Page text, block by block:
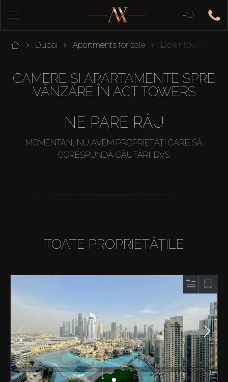
RO
Dubai Apartments for sale Downtown Dubai
CAMERE ȘI APARTAMENTE SPRE
VÂNZARE ÎN ACT TOWERS
NE PARE RĂU
MOMENTAN, NU AVEM PROPRIETĂȚI CARE SĂ
CORESPUNDĂ CĂUTĂRII DVS
TOATE PROPRIETĂȚILE